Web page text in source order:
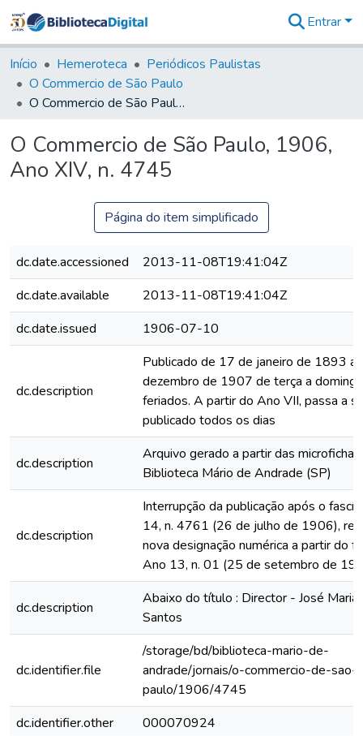
&
Coleções
Tudo na
Biblioteca
Estatísticas
Entrar
Início Hemeroteca
Periódicos Paulistas
O Commercio de São Paulo
O Commercio de São Paulo, 1906, Ano XIV, n. 4745
O Commercio de São Paulo, 1906,
Ano XIV, n. 4745
Página do item simplificado
dc.date.accessioned
2013-11-08T19:41:04Z
dc.date.available
2013-11-08T19:41:04Z
dc.date.issued
1906-07-10
dc.description
Publicado de 17 de janeiro de 1893 a
dezembro de 1907 de terça a
feriados. A partir do Ano VII, passa a
publicado todos os dias
dc.description
Arquivo gerado a partir das
Biblioteca Mário de Andrade (SP)
dc.description
Interrupção da publicação após o
14, n. 4761 (26 de julho de 1906),
nova designação numérica a partir do
Ano 13, n. 01 (25 de setembro de
dc.description
Abaixo do título : Director - José Maria
Santos
dc.identifier.file
/storage/bd/biblioteca-mario-de-
andrade/jornais/o-commercio-de-sao-
paulo/1906/4745
dc.identifier.other
000070924